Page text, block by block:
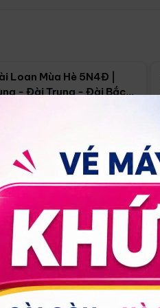
Loan Mùa Hè 5N4Đ |
- Đài Trung - Đài Bắc
18/09